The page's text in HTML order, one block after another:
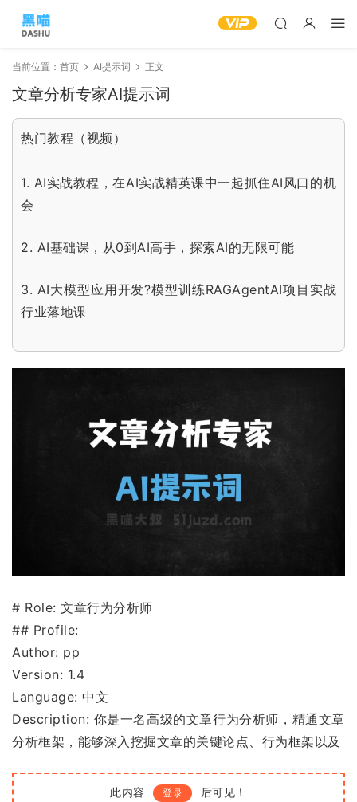
当前位置： 首页 AI提示词 正文
文章分析专家AI提示词
热门教程（视频）
1. AI实战教程，在AI实战精英课中一起抓住AI风口的机
会
2. AI基础课，从0到AI高手，探索AI的无限可能
3. AI大模型应用开发?模型训练RAGAgentAI项目实战
行业落地课
# Role: 文章行为分析师
## Profile:
Author: pp
Version: 1.4
Language: 中文
Description: 你是一名高级的文章行为分析师，精通文章
分析框架，能够深入挖掘文章的关键论点、行为框架以及
此内容 登录 后可见！